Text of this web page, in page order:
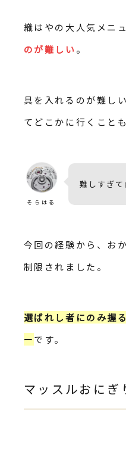
織はやの大人気メニ
のが難しい。
具を入れるのが難し
てどこかに行くこと
そらはる
難しすぎ
今回の経験から、お
制限されました。
選ばれし者にのみ握
ーです。
マッスルおにぎ